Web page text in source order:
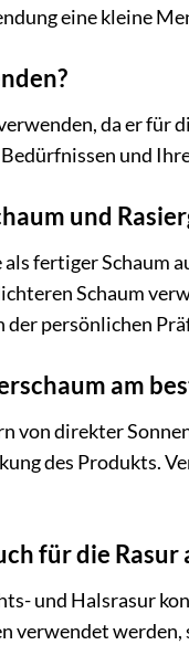
eine kleine
da er
und
und
fertiger Schaum
Schaum
persönlichen
am
von direkter
des Produkts.
für die
und Halsrasur
verwendet